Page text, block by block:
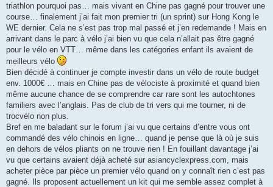
triathlon pourquoi pas… mais vivant en Chine pas gagné pour trouver une
course… finalement j’ai fait mon premier tri (un sprint) sur Hong Kong le
WE dernier. Cela ne s’est pas trop mal passé et j’en redemande ! Mais en
arrivant dans le parc à vélo j’ai bien vu que cela n’allait pas être gagné
pour le vélo en VTT… même dans les catégories enfant ils avaient de
meilleurs vélo
Bien décidé à continuer je compte investir dans un vélo de route budget
env. 1000€ … mais en Chine pas de vélociste à proximité et quand bien
même aucune chance de se comprendre car rare sont les autochtones
familiers avec l’anglais. Pas de club de tri vers qui me tourner, ni de
trocvélo non plus.
Bref en me baladant sur le forum j’ai vu que certains d’entre vous ont
commandé des vélo chinois en ligne… quand je pense que là où je suis
en dehors de vélos pliants on ne trouve rien ! En fouillant davantage j’ai
vu que certains avaient déjà acheté sur asiancyclexpress.com, mais
acheter pièce par pièce un premier vélo quand on y connaît rien c’est pas
gagné. Ils proposent actuellement un kit qui me semble assez complet à